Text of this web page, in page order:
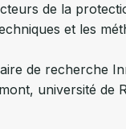
de la
et les
de recherche
université de